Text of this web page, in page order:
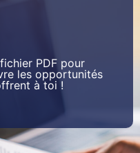
PDF pour
les opportunités
à toi !